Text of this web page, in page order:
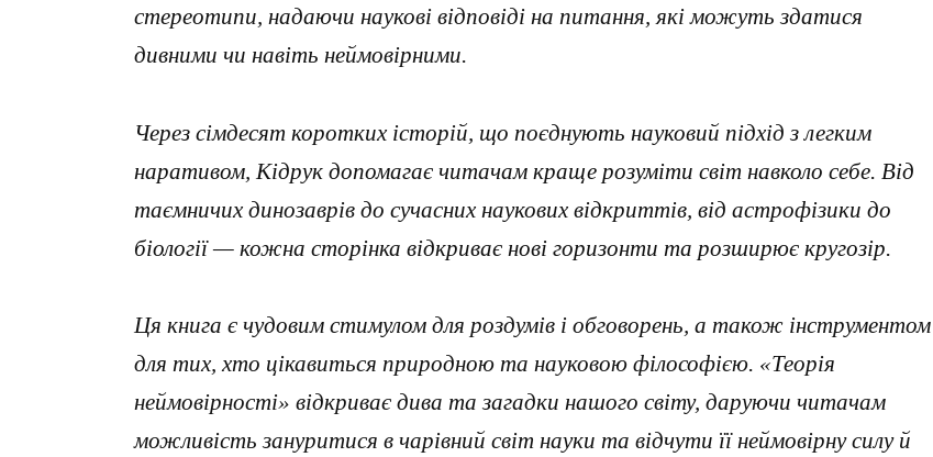
стереотипи, надаючи наукові відповіді на питання, які можуть здатися
дивними чи навіть неймовірними.
Через сімдесят коротких історій, що поєднують науковий підхід з легким
наративом, Кідрук допомагає читачам краще розуміти світ навколо себе. Від
таємничих динозаврів до сучасних наукових відкриттів, від астрофізики до
біології — кожна сторінка відкриває нові горизонти та розширює кругозір.
Ця книга є чудовим стимулом для роздумів і обговорень, а також інструментом
для тих, хто цікавиться природною та науковою філософією. «Теорія
неймовірності» відкриває дива та загадки нашого світу, даруючи читачам
можливість зануритися в чарівний світ науки та відчути її неймовірну силу й